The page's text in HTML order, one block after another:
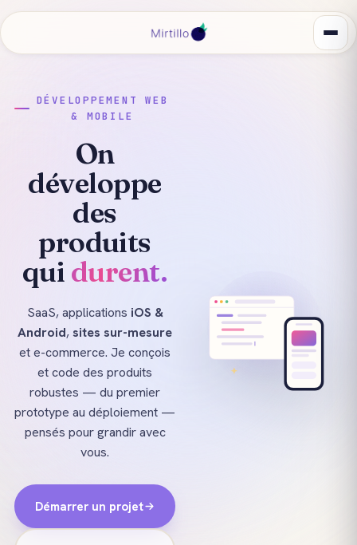
DÉVELOPPEMENT WEB
& MOBILE
On
développe
des
produits
qui durent.
SaaS, applications iOS &
Android,sites sur-mesure
et e-commerce. Je conçois
et code des produits
robustes — du premier
prototype au déploiement —
pensés pour grandir avec
vous.
Démarrer un projet